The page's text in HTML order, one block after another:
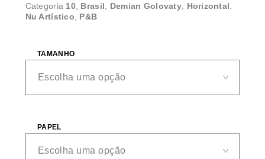
Categoria 10, Brasil Demian Golovaty, Horizontal
Nu Artístico
P&B
TAMANHO
PAPEL